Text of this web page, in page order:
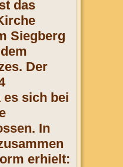
das
Siegberg
Der
sich bei
In
erhielt: